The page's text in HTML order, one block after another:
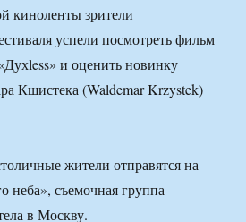
киноленты зрители
успели посмотреть фильм
и оценить новинку
Кшистека (Waldemar Krzystek)
жители отправятся на
неба», съемочная группа
в Москву.